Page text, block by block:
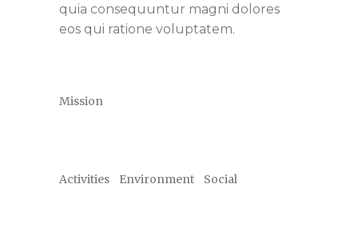
quia consequuntur magni dolores
eos qui ratione voluptatem.
Mission
Activities Environment Social